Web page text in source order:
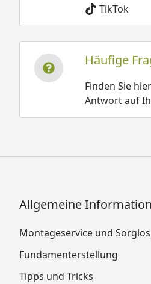
TikTok
Häufige
Finden Sie
Antwort auf
Allgemeine
Montageservice und
Fundamenterstellung
Tipps und Tricks